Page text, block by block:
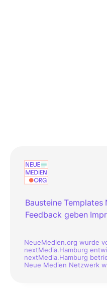
Bausteine Templates
Feedback geben
NeueMedien.org wurde
nextMedia.Hamburg
nextMedia.Hamburg
Neue Medien Netzwerk